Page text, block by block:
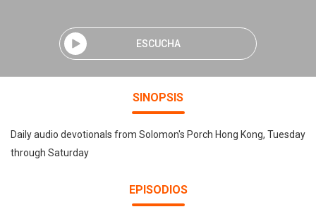
ESCUCHA
SINOPSIS
Daily audio devotionals from Solomon's Porch Hong Kong, Tuesday
through Saturday
EPISODIOS